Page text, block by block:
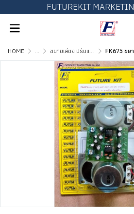
FUTUREKIT
HOME ... ขยายเสียง ปรับแต่งเสียง และวงจรต่อพ่วง FK675 ขยายเสียง 2+2W สเตอริ